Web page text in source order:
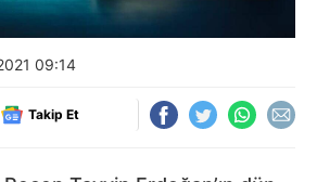
09:14
Takip Et